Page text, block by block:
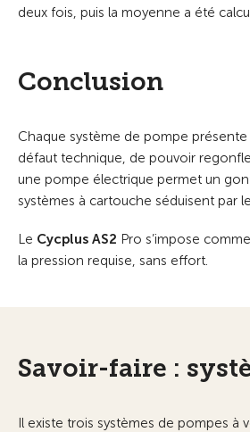
deux fois, puis la moyenne a été
Conclusion
Chaque système de pompe présente
défaut technique, de pouvoir
une pompe électrique permet un
systèmes à cartouche séduisent par
Le Cycplus AS2 Pro s’impose
la pression requise, sans effort.
Savoir-faire :
Il existe trois systèmes de pompes à